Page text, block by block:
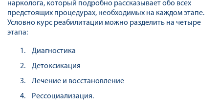
нарколога, который подробно рассказывает обо всех
предстоящих процедурах, необходимых на каждом этапе.
Условно курс реабилитации можно разделить на четыре
этапа:
Диагностика
Детоксикация
Лечение и восстановление
Рессоциализация.